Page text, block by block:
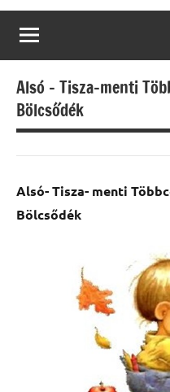
Alsó – Tisza-menti
Bölcsődék
Alsó- Tisza- menti
Bölcsődék